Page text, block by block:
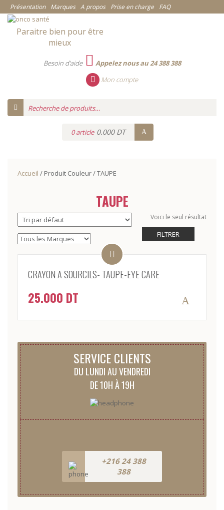
Présentation Marques A propos Prise en charge FAQ
Paraitre bien pour être
mieux
Besoin d'aide
Appelez nous au 24 388 388
Mon compte
0 article 0.000 DT
Accueil / Produit Couleur / TAUPE
TAUPE
Voici le seul résultat
FILTRER
CRAYON A SOURCILS- TAUPE-EYE CARE
25.000 DT
SERVICE CLIENTS
DU LUNDI AU VENDREDI
DE 10H À 19H
+216 24 388
388